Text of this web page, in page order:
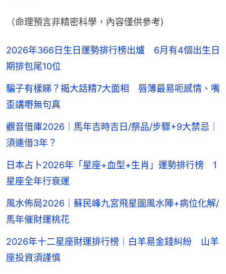
（命理預言非精密科學，內容僅供參考)
2026年366日生日運勢排行榜出爐 6月有4個出生日
期排包尾10位
騙子有樣睇？揭大話精7大面相 唇薄最易呃感情、嘴
歪講嘢無句真
觀音借庫2026｜馬年吉時吉日/祭品/步驟+9大禁忌｜
須連借3年？
日本占卜2026年「星座+血型+生肖」運勢排行榜 1
星座全年行衰運
風水佈局2026｜蘇民峰九宮飛星圖風水陣+病位化解/
馬年催財運桃花
2026年十二星座財運排行榜｜白羊易金錢糾紛 山羊
座投資須謹慎